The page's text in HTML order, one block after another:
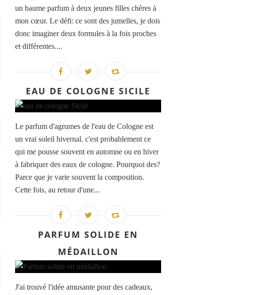
un baume parfum à deux jeunes filles chères à
mon cœur. Le défi: ce sont des jumelles, je dois
donc imaginer deux formules à la fois proches
et différentes....
EAU DE COLOGNE SICILE
Le parfum d'agrumes de l'eau de Cologne est
un vrai soleil hivernal. c'est probablement ce
qui me pousse souvent en automne ou en hiver
à fabriquer des eaux de cologne. Pourquoi des?
Parce que je varie souvent la composition.
Cette fois, au retour d'une...
PARFUM SOLIDE EN
MÉDAILLON
J'ai trouvé l'idée amusante pour des cadeaux,